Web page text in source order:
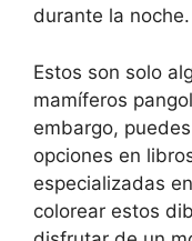
durante la noche.
Estos son solo
mamíferos
embargo,
opciones en
especializadas
colorear estos